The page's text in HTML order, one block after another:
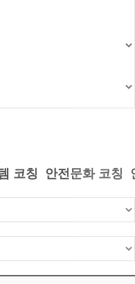
코칭 안전문화 코칭